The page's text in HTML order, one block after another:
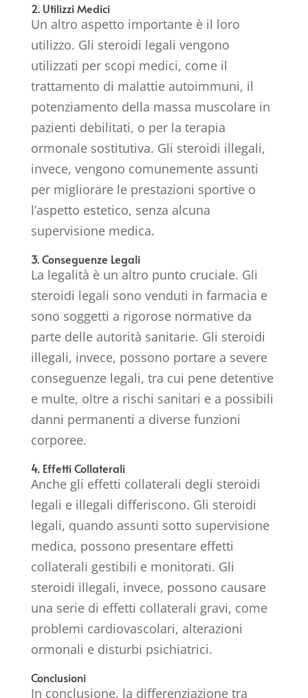
2. Utilizzi Medici
Un altro aspetto importante è il loro
utilizzo. Gli steroidi legali vengono
utilizzati per scopi medici, come il
trattamento di malattie autoimmuni, il
potenziamento della massa muscolare in
pazienti debilitati, o per la terapia
ormonale sostitutiva. Gli steroidi illegali,
invece, vengono comunemente assunti
per migliorare le prestazioni sportive o
l’aspetto estetico, senza alcuna
supervisione medica.
3. Conseguenze Legali
La legalità è un altro punto cruciale. Gli
steroidi legali sono venduti in farmacia e
sono soggetti a rigorose normative da
parte delle autorità sanitarie. Gli steroidi
illegali, invece, possono portare a severe
conseguenze legali, tra cui pene detentive
e multe, oltre a rischi sanitari e a possibili
danni permanenti a diverse funzioni
corporee.
4. Effetti Collaterali
Anche gli effetti collaterali degli steroidi
legali e illegali differiscono. Gli steroidi
legali, quando assunti sotto supervisione
medica, possono presentare effetti
collaterali gestibili e monitorati. Gli
steroidi illegali, invece, possono causare
una serie di effetti collaterali gravi, come
problemi cardiovascolari, alterazioni
ormonali e disturbi psichiatrici.
Conclusioni
In conclusione, la differenziazione tra